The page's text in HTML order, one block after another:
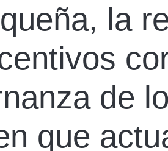
la
de
que